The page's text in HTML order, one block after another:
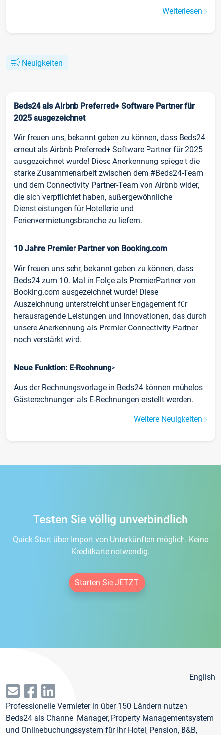
Weiterlesen
Neuigkeiten
Beds24 als Airbnb Preferred+ Software Partner für
2025 ausgezeichnet
Wir freuen uns, bekannt geben zu können, dass Beds24
erneut als Airbnb Preferred+ Software Partner für 2025
ausgezeichnet wurde! Diese Anerkennung spiegelt die
starke Zusammenarbeit zwischen dem #Beds24-Team
und dem Connectivity Partner-Team von Airbnb wider,
die sich verpflichtet haben, außergewöhnliche
Dienstleistungen für Hotellerie und
Ferienvermietungsbranche zu liefern.
10 Jahre Premier Partner von Booking.com
Wir freuen uns sehr, bekannt geben zu können, dass
Beds24 zum 10. Mal in Folge als PremierPartner von
Booking.com ausgezeichnet wurde! Diese
Auszeichnung unterstreicht unser Engagement für
herausragende Leistungen und Innovationen, das durch
unsere Anerkennung als Premier Connectivity Partner
noch verstärkt wird.
Neue Funktion: E-Rechnung>
Aus der Rechnungsvorlage in Beds24 können mühelos
Gästerechnungen als E-Rechnungen erstellt werden.
Weitere Neuigkeiten
Testen Sie völlig unverbindlich
Quick Start über Import von Unterkünften möglich. Keine
Kreditkarte notwendig.
Starten Sie JETZT
English
Professionelle Vermieter in über 150 Ländern nutzen
Beds24 als Channel Manager, Property Managementsystem
und Onlinebuchungssystem für Ihr Hotel, Pension, B&B,